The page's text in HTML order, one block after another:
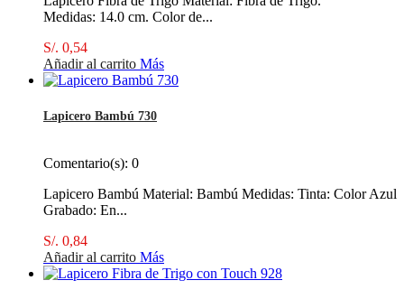
Medidas: 14.0 cm. Color de...
S/. 0,54
Añadir al carrito Más
Lapicero Bambú 730
Comentario(s): 0
Lapicero Bambú Material: Bambú Medidas: Tinta: Color Azul
Grabado: En...
S/. 0,84
Añadir al carrito Más